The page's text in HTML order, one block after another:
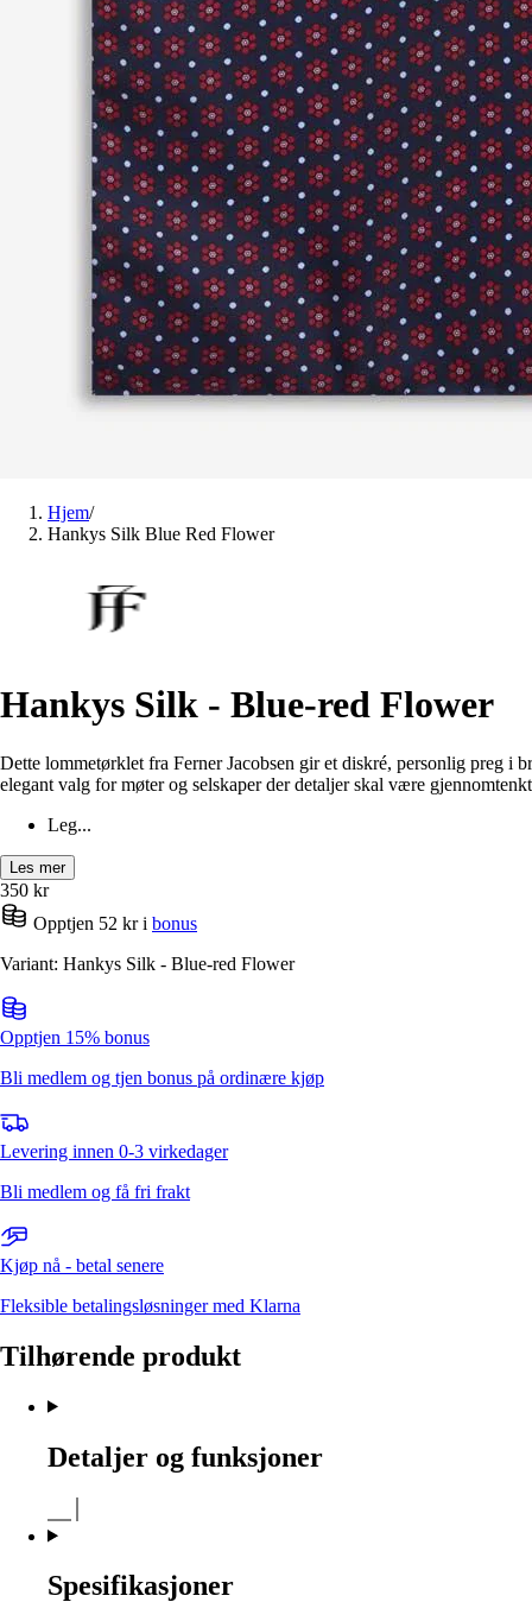
Hjem/
Hankys Silk Blue Red Flower
Hankys Silk - Blue-red Flower
Dette lommetørklet fra Ferner Jacobsen gir et diskré, personlig preg i
elegant valg for møter og selskaper der detaljer skal være
Leg...
Les mer
350 kr
Opptjen 52 kr i bonus
Variant: Hankys Silk - Blue-red Flower
Opptjen 15% bonus
Bli medlem og tjen bonus på ordinære kjøp
Levering innen 0-3 virkedager
Bli medlem og få fri frakt
Kjøp nå - betal senere
Fleksible betalingsløsninger med Klarna
Tilhørende produkt
Detaljer og funksjoner
Spesifikasjoner